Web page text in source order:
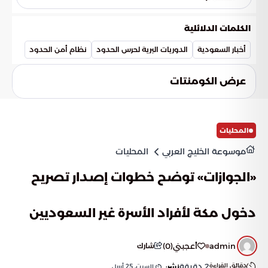
والممنوعات.
الإدمان والدمار، حيث يسهم في قطع خطوط الإمداد عن المروجين
السعودي.
الكلمات الدلائلية
أخبار السعودية الدوريات البرية لحرس الحدود نظام أمن الحدود
عرض الكومنتات
المحليات
موسوعة الخليج العربي المحليات
«الجوازات» توضح خطوات إصدار تصريح
دخول مكة لأفراد الأسرة غير السعوديين
admin أعجبني(
0
) شارك
دقائق القراءة السبت, 25 أبريل